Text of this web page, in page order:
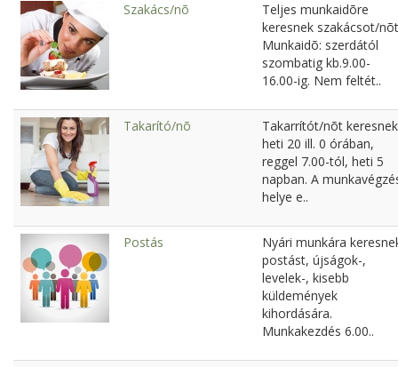
Szakács/nõ
Teljes munkaidõre
keresnek szakácsot/
Munkaidõ: szerdától
szombatig kb.9.00-
16.00-ig. Nem feltét..
Takarító/nõ
Takarrítót/nõt keresnek
heti 20 ill. 0 órában,
reggel 7.00-tól, heti 5
napban. A
helye e..
Postás
Nyári munkára
postást, újságok-,
levelek-, kisebb
küldemények
kihordására.
Munkakezdés 6.00..